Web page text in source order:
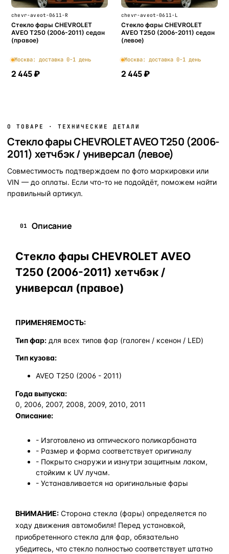
chevr-aveot-0611-R
Стекло фары CHEVROLET
AVEO T250 (2006-2011) седан
(правое)
Москва: доставка 0-1 день
2 445 ₽
chevr-aveot-0611-L
Стекло фары CHEVROLET
AVEO T250 (2006-2011) седан
(левое)
Москва: доставка 0-1 день
2 445 ₽
О ТОВАРЕ · ТЕХНИЧЕСКИЕ ДЕТАЛИ
Стекло фары CHEVROLET AVEO T250 (2006-
2011) хетчбэк / универсал (левое)
Совместимость подтверждаем по фото маркировки или
VIN — до оплаты. Если что-то не подойдёт, поможем найти
правильный артикул.
01 Описание
Стекло фары CHEVROLET AVEO
T250 (2006-2011) хетчбэк /
универсал (правое)
ПРИМЕНЯЕМОСТЬ:
Тип фар: для всех типов фар (галоген / ксенон / LED)
Тип кузова:
AVEO T250 (2006 - 2011)
Года выпуска:
0, 2006, 2007, 2008, 2009, 2010, 2011
Описание:
- Изготовлено из оптического поликарбаната
- Размер и форма соответствует оригиналу
- Покрыто снаружи и изнутри защитным лаком,
стойким к UV лучам.
- Устанавливается на оригинальные фары
ВНИМАНИЕ: Сторона стекла (фары) определяется по
ходу движения автомобиля! Перед установкой,
приобретенного стекла для фар, обязательно
убедитесь, что стекло полностью соответствует штатно